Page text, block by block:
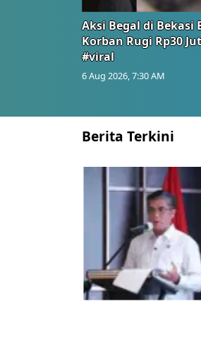
Aksi Begal di Bekasi
Korban Rugi Rp30
#viral
6 Aug 2026, 7:30 AM
Berita Terkini